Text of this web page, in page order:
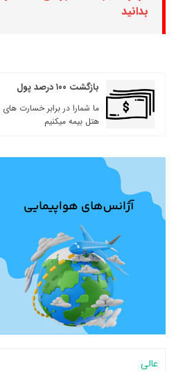
بدانید
بازگشت ۱۰۰ درصد پول
ما شمارا در برابر خسارت
هتل بیمه میکنیم
عالی